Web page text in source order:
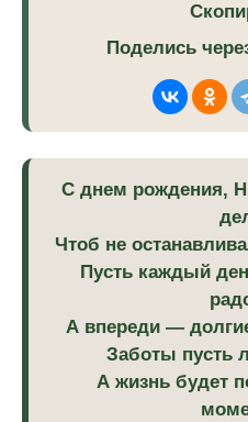
Поделись
С днем рождения,
Чтоб не
Пусть каждый
А впереди —
Заботы пусть
А жизнь будет